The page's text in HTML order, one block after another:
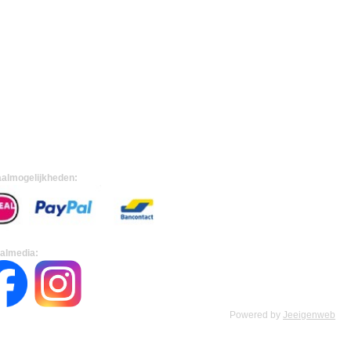
Powered by Jeeigenweb